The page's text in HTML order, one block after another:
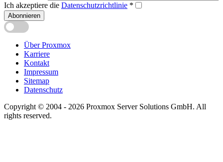
Ich akzeptiere die Datenschutzrichtlinie *
Abonnieren
Über Proxmox
Karriere
Kontakt
Impressum
Sitemap
Datenschutz
Copyright © 2004 - 2026 Proxmox Server Solutions GmbH. All
rights reserved.